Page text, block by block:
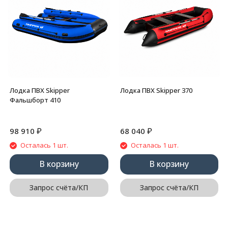
Лодка ПВХ Skipper
Фальшборт 410
98 910 ₽
Осталась 1 шт.
В корзину
Запрос счёта/КП
Лодка ПВХ Skipper 370
68 040 ₽
Осталась 1 шт.
В корзину
Запрос счёта/КП